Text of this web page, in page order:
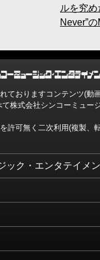
ルを究め
Never”
ておりますコンテンツ(動
株式会社シンコーミュー
許可無く二次利用(複製、
ック・エンタテイメ